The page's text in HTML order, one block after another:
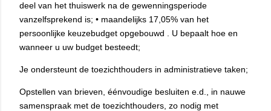
deel van het thuiswerk na de gewenningsperiode
vanzelfsprekend is; • maandelijks 17,05% van het
persoonlijke keuzebudget opgebouwd . U bepaalt hoe en
wanneer u uw budget besteedt;
Je ondersteunt de toezichthouders in administratieve taken;
Opstellen van brieven, éénvoudige besluiten e.d., in nauwe
samenspraak met de toezichthouders, zo nodig met